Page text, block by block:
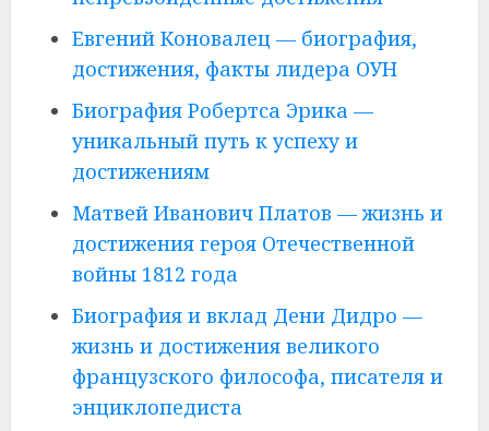
Евгений Коновалец — биография,
достижения, факты лидера ОУН
Биография Робертса Эрика —
уникальный путь к успеху и
достижениям
Матвей Иванович Платов — жизнь и
достижения героя Отечественной
войны 1812 года
Биография и вклад Дени Дидро —
жизнь и достижения великого
французского философа, писателя и
энциклопедиста